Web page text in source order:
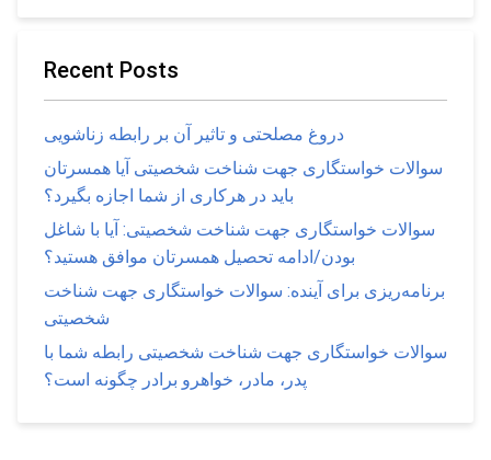
Recent Posts
دروغ مصلحتی و تاثیر آن بر رابطه زناشویی
سوالات خواستگاری جهت شناخت شخصیتی آیا همسرتان
باید در هرکاری از شما اجازه بگیرد؟
سوالات خواستگاری جهت شناخت شخصیتی: آیا با شاغل
بودن/ادامه تحصیل همسرتان موافق هستید؟
برنامه‌ریزی برای آینده: سوالات خواستگاری جهت شناخت
شخصیتی
سوالات خواستگاری جهت شناخت شخصیتی رابطه شما با
پدر، مادر، خواهرو برادر چگونه است؟